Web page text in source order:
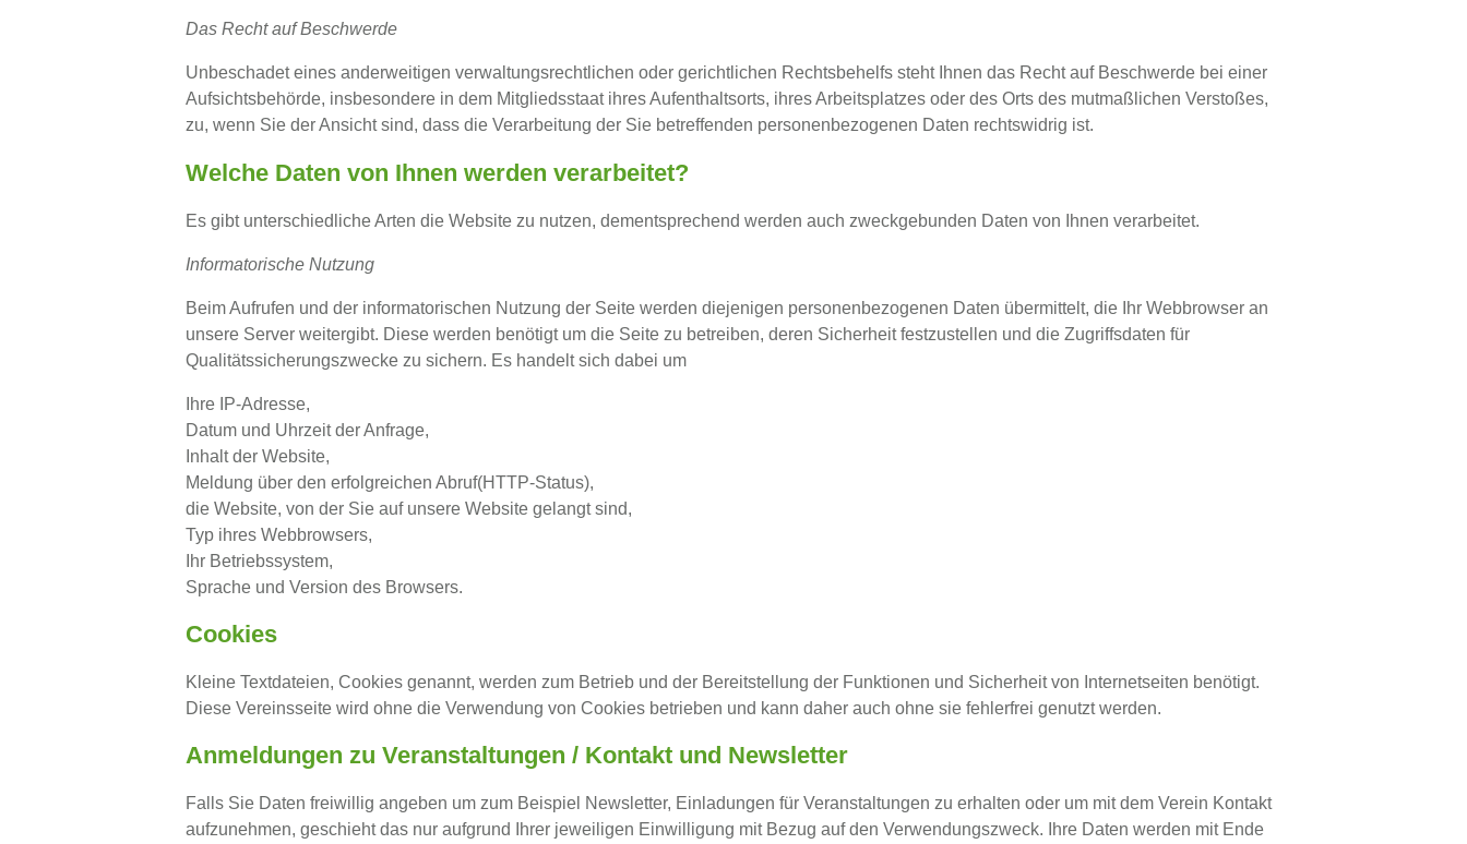
Das Recht auf Beschwerde
Unbeschadet eines anderweitigen verwaltungsrechtlichen oder gerichtlichen Rechtsbehelfs steht Ihnen das Recht auf Beschwerde bei einer
Aufsichtsbehörde, insbesondere in dem Mitgliedsstaat ihres Aufenthaltsorts, ihres Arbeitsplatzes oder des Orts des mutmaßlichen Verstoßes,
zu, wenn Sie der Ansicht sind, dass die Verarbeitung der Sie betreffenden personenbezogenen Daten rechtswidrig ist.
Welche Daten von Ihnen werden verarbeitet?
Es gibt unterschiedliche Arten die Website zu nutzen, dementsprechend werden auch zweckgebunden Daten von Ihnen verarbeitet.
Informatorische Nutzung
Beim Aufrufen und der informatorischen Nutzung der Seite werden diejenigen personenbezogenen Daten übermittelt, die Ihr Webbrowser an
unsere Server weitergibt. Diese werden benötigt um die Seite zu betreiben, deren Sicherheit festzustellen und die Zugriffsdaten für
Qualitätssicherungszwecke zu sichern. Es handelt sich dabei um
Ihre IP-Adresse,
Datum und Uhrzeit der Anfrage,
Inhalt der Website,
Meldung über den erfolgreichen Abruf(HTTP-Status),
die Website, von der Sie auf unsere Website gelangt sind,
Typ ihres Webbrowsers,
Ihr Betriebssystem,
Sprache und Version des Browsers.
Cookies
Kleine Textdateien, Cookies genannt, werden zum Betrieb und der Bereitstellung der Funktionen und Sicherheit von Internetseiten benötigt.
Diese Vereinsseite wird ohne die Verwendung von Cookies betrieben und kann daher auch ohne sie fehlerfrei genutzt werden.
Anmeldungen zu Veranstaltungen / Kontakt und Newsletter
Falls Sie Daten freiwillig angeben um zum Beispiel Newsletter, Einladungen für Veranstaltungen zu erhalten oder um mit dem Verein Kontakt
aufzunehmen, geschieht das nur aufgrund Ihrer jeweiligen Einwilligung mit Bezug auf den Verwendungszweck. Ihre Daten werden mit Ende